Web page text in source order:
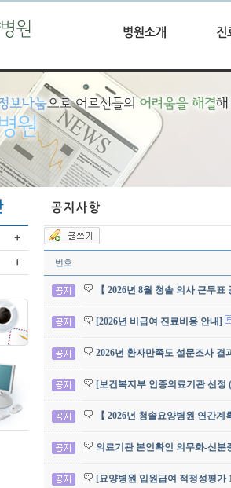
번호
【 2026년 8월 청솔 의사 근무표
[2026년 비급여 진료비용 안내]
2026년 환자만족도 설문조사 결
[보건복지부 인증의료기관 선정
【 2026년 청솔요양병원 연간계
의료기관 본인확인 의무화-신분
[요양병원 입원급여 적정성평가